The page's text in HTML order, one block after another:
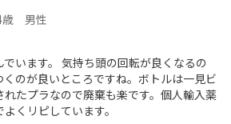
歳 男性
います。 気持ち頭の回転が良くなるの
のが良いところですね。ボトルは一見ビ
れたプラなので廃棄も楽です。個人輸入薬
くリピしています。